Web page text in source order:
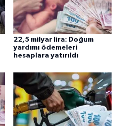
22,5 milyar lira: Doğum
yardımı ödemeleri
hesaplara yatırıldı